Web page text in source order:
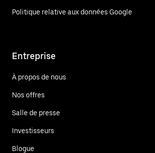
Politique relative aux données Google
Entreprise
À propos de nous
Nos offres
Salle de presse
Investisseurs
Blogue